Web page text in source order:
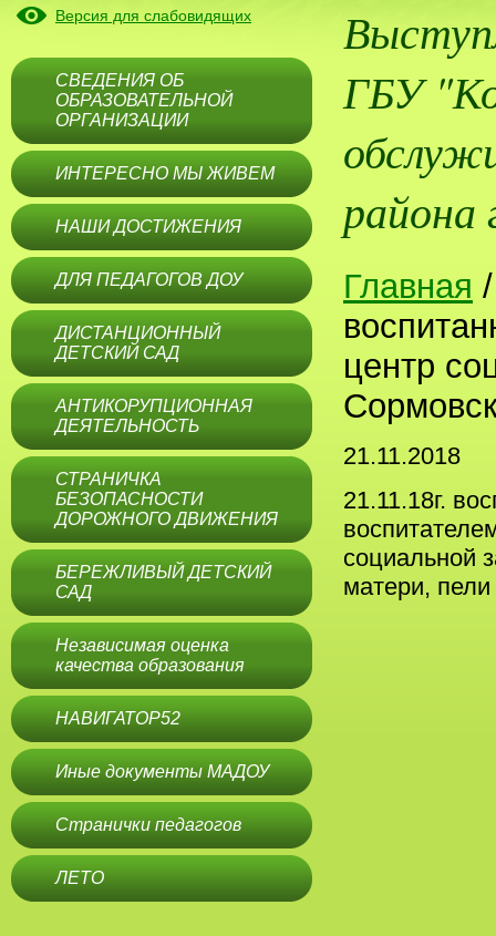
Версия для слабовидящих
СВЕДЕНИЯ ОБ
ОБРАЗОВАТЕЛЬНОЙ
ОРГАНИЗАЦИИ
ИНТЕРЕСНО МЫ ЖИВЕМ
НАШИ ДОСТИЖЕНИЯ
ДЛЯ ПЕДАГОГОВ ДОУ
ДИСТАНЦИОННЫЙ
ДЕТСКИЙ САД
АНТИКОРУПЦИОННАЯ
ДЕЯТЕЛЬНОСТЬ
СТРАНИЧКА
БЕЗОПАСНОСТИ
ДОРОЖНОГО ДВИЖЕНИЯ
БЕРЕЖЛИВЫЙ ДЕТСКИЙ
САД
Независимая оценка
качества образования
НАВИГАТОР52
Иные документы МАДОУ
Странички педагогов
ЛЕТО
ГБУ
Главная
центр
21.11.2018
21.11.18г.
социальной
матери,